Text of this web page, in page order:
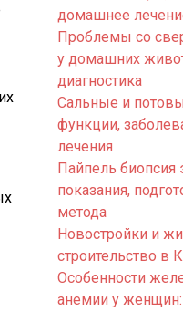
домашнее
Проблемы со
у домашних
диагностика
Сальные и
функции,
лечения
Пайпель биопсия
показания,
метода
Новостройки и
строительство в
Особенности
анемии у